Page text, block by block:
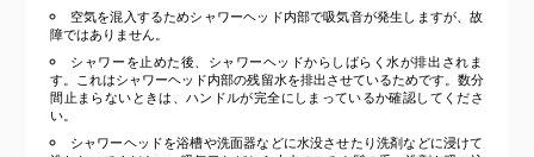
空気を混入するためシャワーヘッド内部で吸気音が発生しますが、故
障ではありません。
シャワーを止めた後、シャワーヘッドからしばらく水が排出されま
す。これはシャワーヘッド内部の残留水を排出させているためです。数分
間止まらないときは、ハンドルが完全にしまっているか確認してくださ
い。
シャワーヘッドを浴槽や洗面器などに水没させたり洗剤などに浸けて